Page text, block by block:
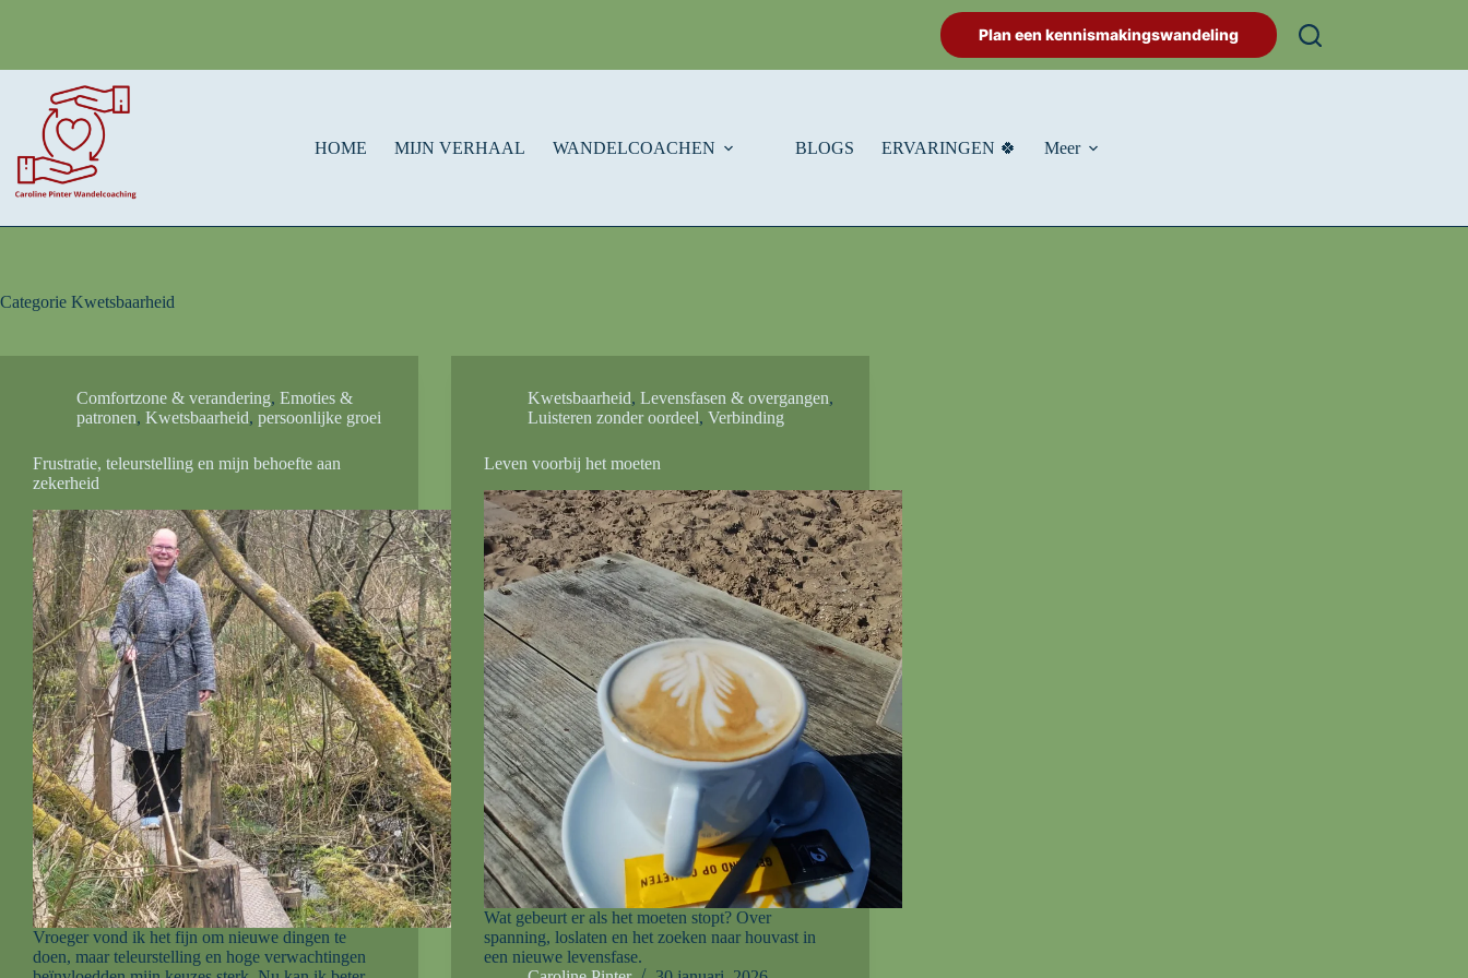
Plan een kennismakingswandeling
HOME MIJN VERHAAL WANDELCOACHEN BLOGS ERVARINGEN 🍀 Meer
Categorie Kwetsbaarheid
Comfortzone & verandering, Emoties &
patronen, Kwetsbaarheid, persoonlijke groei
Frustratie, teleurstelling en mijn behoefte aan
zekerheid
Vroeger vond ik het fijn om nieuwe dingen te
doen, maar teleurstelling en hoge verwachtingen
Kwetsbaarheid,Levensfasen & overgangen,
Luisteren zonder oordeel,Verbinding
Leven voorbij het moeten
Wat gebeurt er als het moeten stopt? Over
spanning, loslaten en het zoeken naar houvast in
een nieuwe levensfase.